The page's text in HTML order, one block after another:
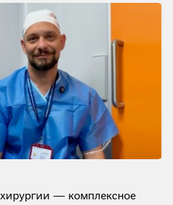
— комплексное